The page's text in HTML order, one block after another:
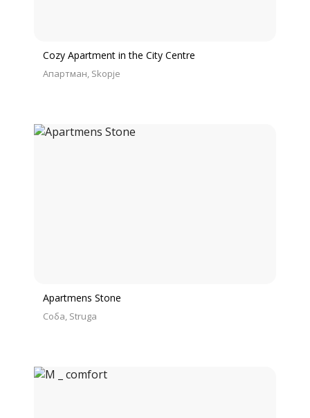
Cozy Apartment in the City Centre
Апартман Skopje
Apartmens Stone
Соба Struga